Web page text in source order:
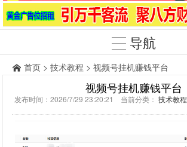
导航
首页 > 技术教程 > 视频号挂机赚钱平台
视频号挂机赚钱平台
发布时间：2026/7/29 23:20:21 当前分类： 技术教程